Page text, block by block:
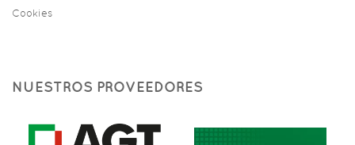
Cookies
NUESTROS PROVEEDORES